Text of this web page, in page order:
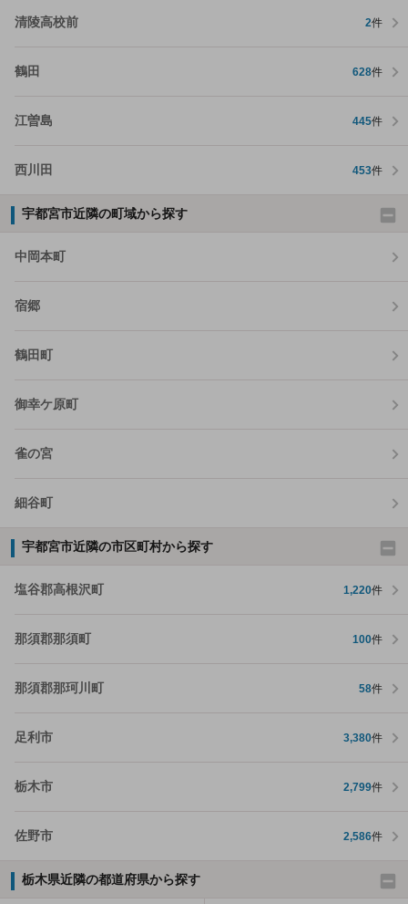
清陵高校前 2件
鶴田 628件
江曽島 445件
西川田 453件
宇都宮市近隣の町域から探す
中岡本町
宿郷
鶴田町
御幸ケ原町
雀の宮
細谷町
宇都宮市近隣の市区町村から探す
塩谷郡高根沢町 1,220件
那須郡那須町 100件
那須郡那珂川町 58件
足利市 3,380件
栃木市 2,799件
佐野市 2,586件
栃木県近隣の都道府県から探す